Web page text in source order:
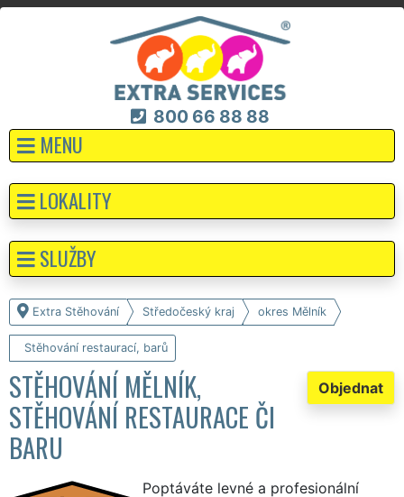
800 66 88 88
MENU
Extra Stěhování Středočeský kraj okres Mělník
Stěhování restaurací, barů
Objednat
STĚHOVÁNÍ MĚLNÍK,
STĚHOVÁNÍ RESTAURACE ČI
BARU
Poptáváte levné a profesionální
LOKALITY
SLUŽBY